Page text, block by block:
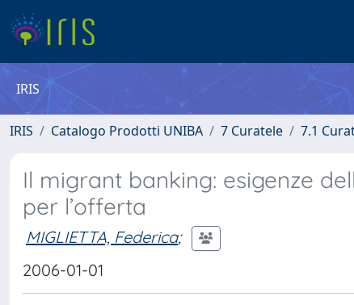
IRIS
IRIS Catalogo Prodotti UNIBA 7 Curatele 7.1
Il migrant banking: esigenze
per l’offerta
MIGLIETTA, Federica;
2006-01-01